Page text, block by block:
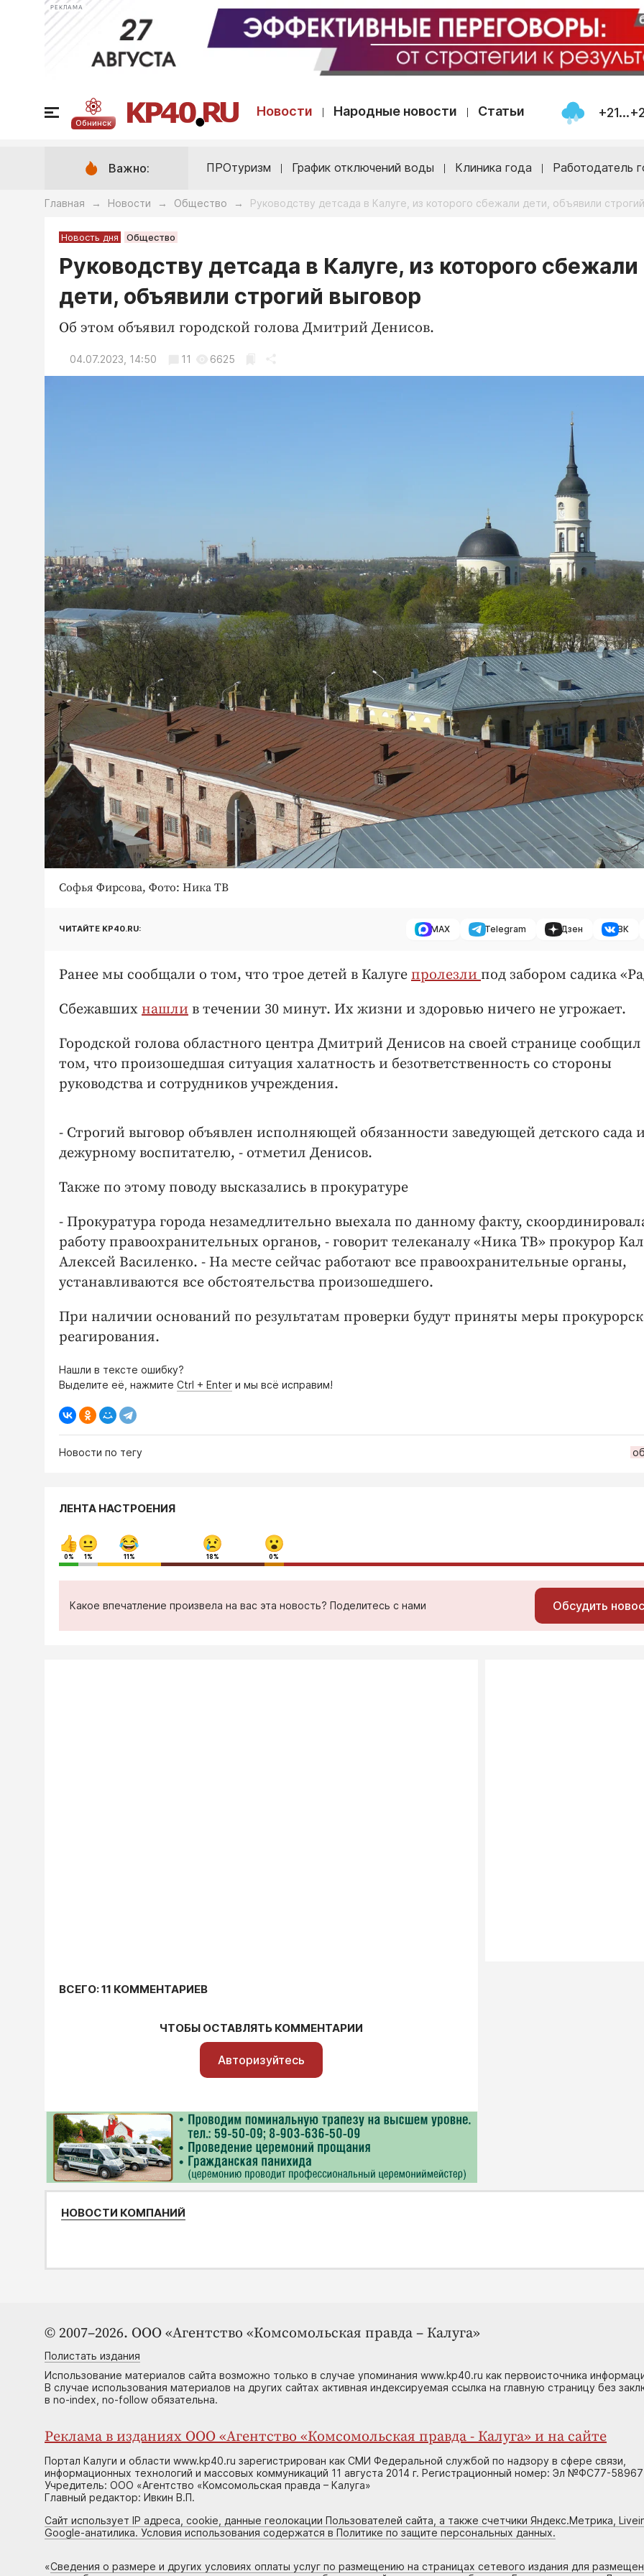
РЕКЛАМА
Обнинск
Новости Народные новости Статьи
Важно: ПРОтуризм График отключений воды Клиника года Работодатель
Главная → Новости → Общество → Руководству детсада в Калуге, из которого сбежали дети, объявили
Новость дня Общество
Руководству детсада в Калуге, из которого сбежали
дети, объявили строгий выговор
Об этом объявил городской голова Дмитрий Денисов.
04.07.2023, 14:50 11 6625
Софья Фирсова, Фото: Ника ТВ
ЧИТАЙТЕ KP40.RU: MAX Telegram Дзен ВК
Ранее мы сообщали о том, что трое детей в Калуге пролезли под забором садика
Сбежавших нашли в течении 30 минут. Их жизни и здоровью ничего не угрожает.
Городской голова областного центра Дмитрий Денисов на своей странице сообщил
том, что произошедшая ситуация халатность и безответственность со стороны
руководства и сотрудников учреждения.
- Строгий выговор объявлен исполняющей обязанности заведующей детского сада
дежурному воспитателю, - отметил Денисов.
Также по этому поводу высказались в прокуратуре
- Прокуратура города незамедлительно выехала по данному факту,
работу правоохранительных органов, - говорит телеканалу «Ника ТВ» прокурор
Алексей Василенко. - На месте сейчас работают все правоохранительные органы,
устанавливаются все обстоятельства произошедшего.
При наличии оснований по результатам проверки будут приняты меры
реагирования.
Нашли в тексте ошибку?
Выделите её, нажмите Ctrl + Enter и мы всё исправим!
Новости по тегу
ЛЕНТА НАСТРОЕНИЯ
0% 1% 11% 18% 0%
Какое впечатление произвела на вас эта новость? Поделитесь с нами Обсудить
ВСЕГО: 11 КОММЕНТАРИЕВ
ЧТОБЫ ОСТАВЛЯТЬ КОММЕНТАРИИ
Авторизуйтесь
НОВОСТИ КОМПАНИЙ
© 2007–2026. ООО «Агентство «Комсомольская правда – Калуга»
Полистать издания
Использование материалов сайта возможно только в случае упоминания www.kp40.ru как первоисточника
В случае использования материалов на других сайтах активная индексируемая ссылка на главную страницу без
в no-index, no-follow обязательна.
Реклама в изданиях ООО «Агентство «Комсомольская правда - Калуга» и на сайте
Портал Калуги и области www.kp40.ru зарегистрирован как СМИ Федеральной службой по надзору в сфере связи,
информационных технологий и массовых коммуникаций 11 августа 2014 г. Регистрационный номер: Эл №ФС77-58967
Учредитель: ООО «Агентство «Комсомольская правда – Калуга»
Главный редактор: Ивкин В.П.
Сайт использует IP адреса, cookie, данные геолокации Пользователей сайта, а также счетчики Яндекс.Метрика,
Google-анатилика. Условия использования содержатся в Политике по защите персональных данных.
«Сведения о размере и других условиях оплаты услуг по размещению на страницах сетевого издания для